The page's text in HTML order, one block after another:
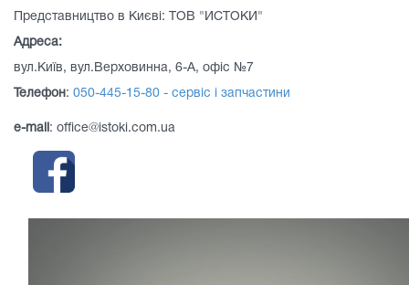
Представництво в Києві: ТОВ "ИСТОКИ"
Адреса:
вул.Київ, вул.Верховинна, 6-А, офіс №7
Телефон: 050-445-15-80 - сервіс і запчастини
e-mail : office@istoki.com.ua